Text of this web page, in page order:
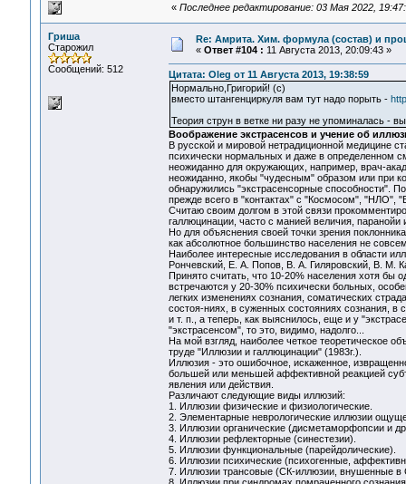
« Последнее редактирование: 03 Мая 2022,
Гриша
Старожил
Сообщений: 512
Re: Амрита. Хим. формула (состав) и
« Ответ #104 : 11 Августа 2013, 20:09:43 »
Цитата: Oleg от 11 Августа 2013, 19:38:59
Нормально,Григорий! (с)
вместо штангенциркуля вам тут надо порыть -
Теория струн в ветке ни разу не упоминалась -
Воображение экстрасенсов и учение об
В русской и мировой нетрадиционной медицине
психически нормальных и даже в определенном
неожиданно для окружающих, например, врач-
неожиданно, якобы "чудесным" образом или при
обнаружились "экстрасенсорные способности".
прежде всего в "контактах" с "Космосом", "НЛО",
Считаю своим долгом в этой связи
галлюцинации, часто с манией величия,
Но для объяснения своей точки зрения
как абсолютное большинство населения не
Наиболее интересные исследования в области
Рончевский, Е. А. Попов, В. А. Гиляровский, В. М.
Принято считать, что 10-20% населения хотя бы
встречаются у 20-30% психически больных,
легких изменениях сознания, соматических
состоя-ниях, в суженных состояниях сознания, в
и т. п., а теперь, как выяснилось, еще и у
"экстрасенсом", то это, видимо, надолго...
На мой взгляд, наиболее четкое теоретическое
труде "Иллюзии и галлюцинации" (1983г.).
Иллюзия - это ошибочное, искаженное,
большей или меньшей аффективной реакцией
явления или действия.
Различают следующие виды иллюзий:
1. Иллюзии физические и физиологические.
2. Элементарные неврологические иллюзии
3. Иллюзии органические (дисметаморфопсии и
4. Иллюзии рефлекторные (синестезии).
5. Иллюзии функциональные (парейдолические).
6. Иллюзии психические (психогенные,
7. Иллюзии трансовые (СК-иллюзии, внушенные в